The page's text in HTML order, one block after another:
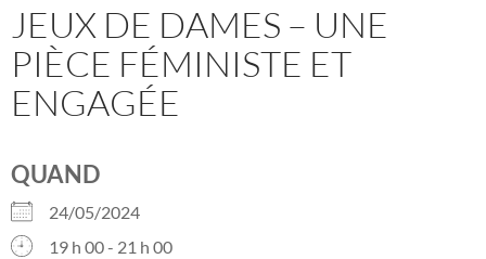
JEUX DE DAMES – UNE
PIÈCE FÉMINISTE ET
ENGAGÉE
QUAND
24/05/2024
19 h 00 - 21 h 00